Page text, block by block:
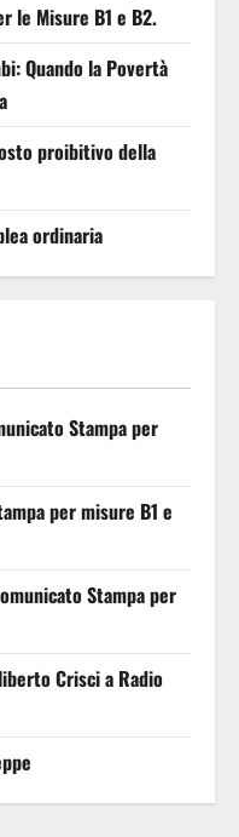
le Misure B1 e B2.
Quando la Povertà
proibitivo della
ordinaria
Stampa per
per misure B1 e
Stampa per
Crisci a Radio